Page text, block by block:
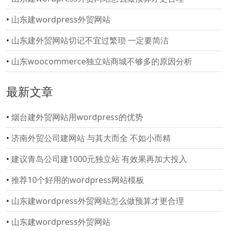
• 山东建wordpress外贸网站
• 山东建外贸网站切记不宜过繁琐 一定要简洁
• 山东woocommerce独立站商城不够多的原因分析
最新文章
• 烟台建外贸网站用wordpress的优势
• 济南外贸公司建网站 与其大而全 不如小而精
• 建议青岛公司建1000元独立站 有效果再加大投入
• 推荐10个好用的wordpress网站模板
• 山东建wordpress外贸网站怎么做预算才更合理
• 山东建wordpress外贸网站